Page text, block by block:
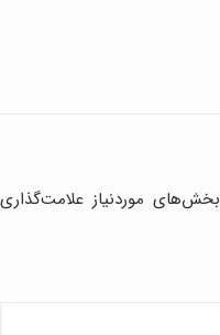
بخش‌های موردنیاز علامت‌گذاری